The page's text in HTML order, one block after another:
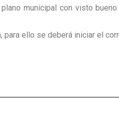
municipal con visto
ello se deberá iniciar el